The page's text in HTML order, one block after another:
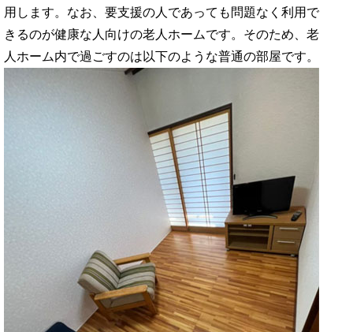
用します。なお、要支援の人であっても問題なく利用で
きるのが健康な人向けの老人ホームです。そのため、老
人ホーム内で過ごすのは以下のような普通の部屋です。